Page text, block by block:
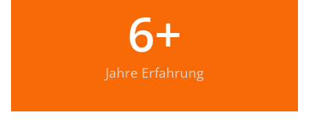
Jahre Erfahrung
6+